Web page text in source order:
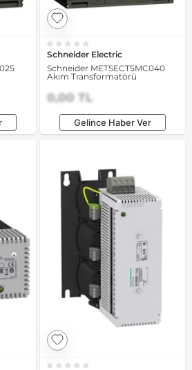
Schneider Electric
Schneider METSECT5MC040
Akım Transformatörü
0,00 TL
Gelince Haber Ver